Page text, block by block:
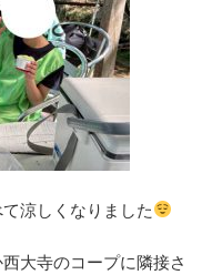
涼しくなりました
大寺のコープに隣接さ